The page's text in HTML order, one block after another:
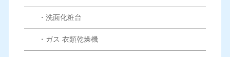
・洗面化粧台
・ガス 衣類乾燥機